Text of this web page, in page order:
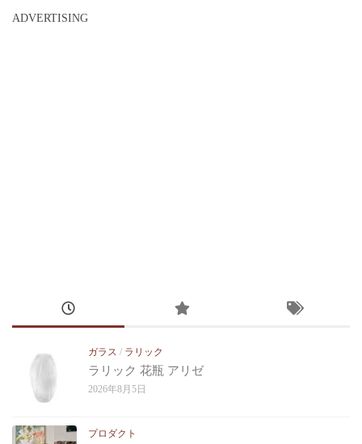
ADVERTISING
ガラス / ラリック
ラリック 花瓶 アリゼ
2026年8月5日
プロダクト